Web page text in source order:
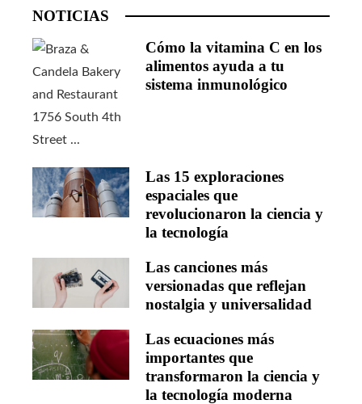
NOTICIAS
Cómo la vitamina C en los
alimentos ayuda a tu
sistema inmunológico
Las 15 exploraciones
espaciales que
revolucionaron la ciencia y
la tecnología
Las canciones más
versionadas que reflejan
nostalgia y universalidad
Las ecuaciones más
importantes que
transformaron la ciencia y
la tecnología moderna